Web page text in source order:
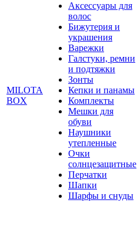
MILOTA
BOX
Аксессуары для
волос
Бижутерия и
украшения
Варежки
Галстуки, ремни
и подтяжки
Зонты
Кепки и панамы
Комплекты
Мешки для
обуви
Наушники
утепленные
Очки
солнцезащитные
Перчатки
Шапки
Шарфы и снуды